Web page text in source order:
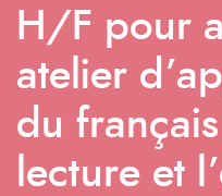
H/F pour
atelier
du
lecture et